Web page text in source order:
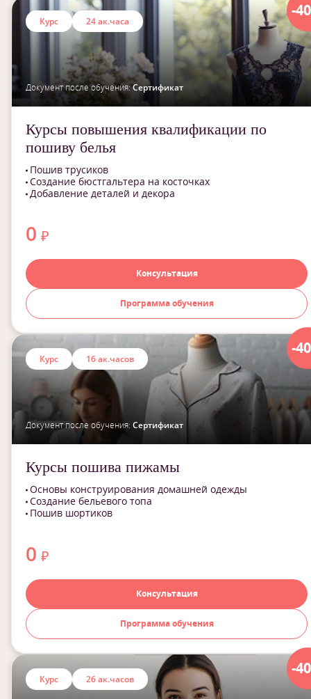
-
Курс 24 ак.часа
Документ после обучения:Сертификат
Курсы повышения квалификации по
пошиву белья
Пошив трусиков
Создание бюстгальтера на косточках
Добавление деталей и декора
0 ₽
Консультация
Программа обучения
-
Курс 16 ак.часов
Документ после обучения: Сертификат
Курсы пошива пижамы
Основы конструирования домашней одежды
Создание бельевого топа
Пошив шортиков
0 ₽
Консультация
Программа обучения
-
Курс 26 ак.часов